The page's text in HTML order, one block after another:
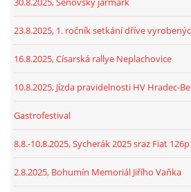
23.8.2025, 1. ročník setkání dříve
16.8.2025, Císarská rallye Neplachovice
10.8.2025, Jízda pravidelnosti HV Hradec-
Gastrofestival
8.8.-10.8.2025, Sycherák 2025 sraz Fiat 126p
2.8.2025, Bohumín Memoriál Jiřího Vaňka